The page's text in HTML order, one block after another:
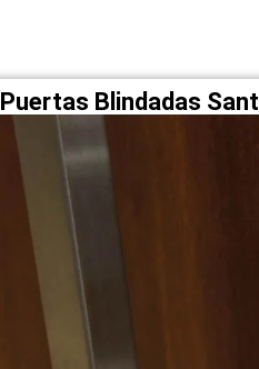
Blindadas